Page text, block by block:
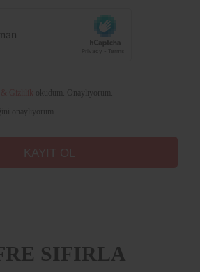
okudum. Onaylıyorum.
onaylıyorum.
SIFIRLA